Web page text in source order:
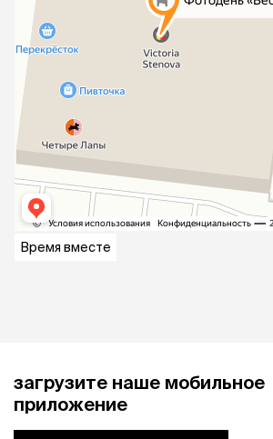
Время вместе
загрузите наше мобильное
приложение